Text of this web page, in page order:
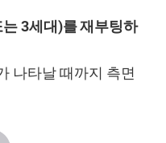
는 3세대)를 재부팅하
나타날 때까지 측면